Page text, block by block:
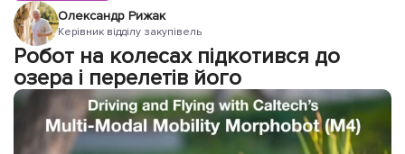
Олександр Рижак
Керівник відділу закупівель
Робот на колесах підкотився до
озера і перелетів його